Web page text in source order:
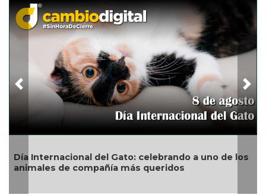
Día Internacional del Gato: celebrando a uno de los
animales de compañía más queridos
Previous